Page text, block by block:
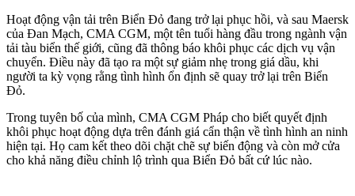
Hoạt động vận tải trên Biển Đỏ đang trở lại phục hồi, và sau Maersk
của Đan Mạch, CMA CGM, một tên tuổi hàng đầu trong ngành vận
tải tàu biển thế giới, cũng đã thông báo khôi phục các dịch vụ vận
chuyển. Điều này đã tạo ra một sự giảm nhẹ trong giá dầu, khi
người ta kỳ vọng rằng tình hình ổn định sẽ quay trở lại trên Biển
Đỏ.
Trong tuyên bố của mình, CMA CGM Pháp cho biết quyết định
khôi phục hoạt động dựa trên đánh giá cẩn thận về tình hình an ninh
hiện tại. Họ cam kết theo dõi chặt chẽ sự biến động và còn mở cửa
cho khả năng điều chỉnh lộ trình qua Biển Đỏ bất cứ lúc nào.